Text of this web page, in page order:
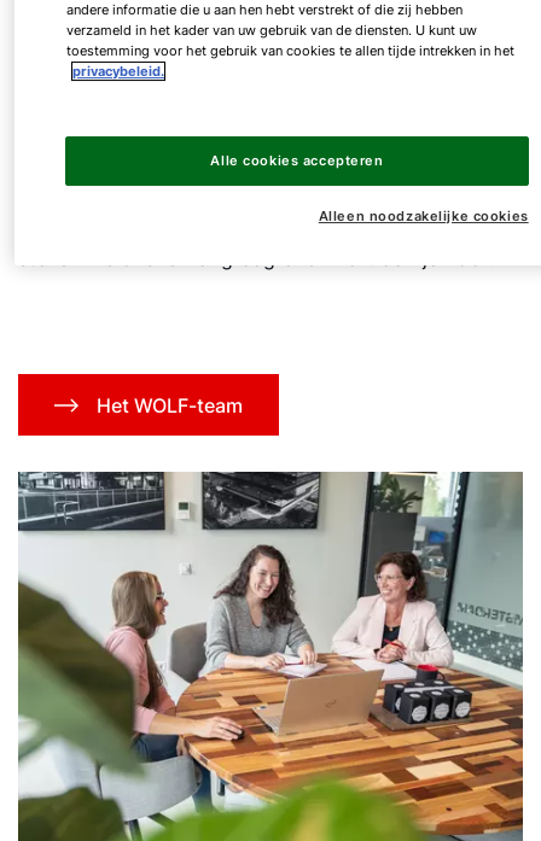
Maak kennis met je
nieuwe collega's
indruk te geven van wie je nieuwe collega's zijn,
Het WOLF-team
andere informatie die u aan hen hebt verstrekt of die zij hebben
verzameld in het kader van uw gebruik van de diensten. U kunt uw
toestemming voor het gebruik van cookies te allen tijde intrekken in het
privacybeleid.
Alleen noodzakelijke cookies
Alle cookies accepteren